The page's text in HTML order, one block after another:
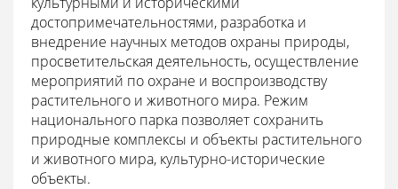
достопримечательностями, разработка и
внедрение научных методов охраны природы,
просветительская деятельность, осуществление
мероприятий по охране и воспроизводству
растительного и животного мира. Режим
национального парка позволяет сохранить
природные комплексы и объекты растительного
и животного мира, культурно-исторические
объекты.